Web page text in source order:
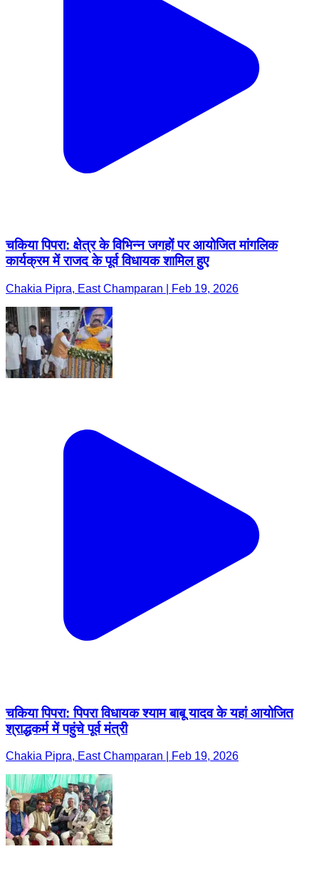
चकिया पिपरा: क्षेत्र के विभिन्न जगहों पर आयोजित मांगलिक
कार्यक्रम में राजद के पूर्व विधायक शामिल हुए
Chakia Pipra, East Champaran | Feb 19, 2026
चकिया पिपरा: पिपरा विधायक श्याम बाबू यादव के यहां आयोजित
श्राद्धकर्म में पहुंचे पूर्व मंत्री
Chakia Pipra, East Champaran | Feb 19, 2026